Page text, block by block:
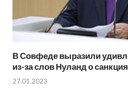
В Совфеде выразили
из-за слов Нуланд о
27.01.2023